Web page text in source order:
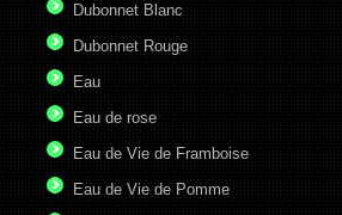
Dubonnet Blanc
Dubonnet Rouge
Eau
Eau de rose
Eau de Vie de Framboise
Eau de Vie de Pomme